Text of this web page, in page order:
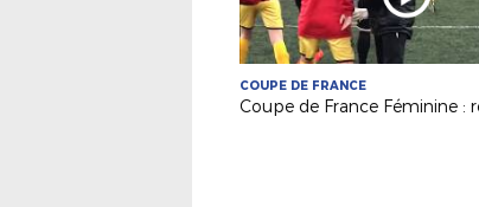
COUPE DE FRANCE